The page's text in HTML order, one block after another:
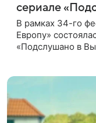
сериале
В рамках 34-го
Европу»
«Подслушано в